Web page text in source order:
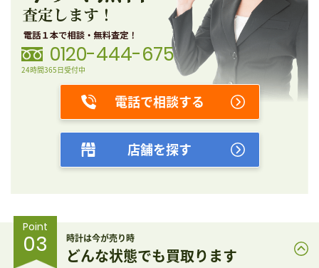
0120-444-675
24時間365日受付中
電話で相談する
店舗を探す
Point
03 時計は今が売り時
どんな状態でも買取ります